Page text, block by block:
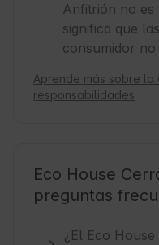
Anfitrión no es
significa que
consumidor
Aprende más sobre
responsabilidades
Eco House
preguntas
¿El Eco